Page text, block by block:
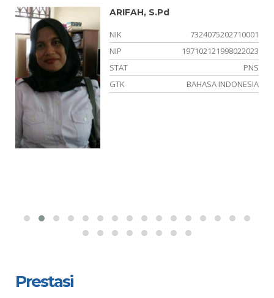
ARIFAH, S.Pd
NIK
7324075202710001
NIP
197102121998022023
STAT
PNS
GTK
BAHASA INDONESIA
Prestasi